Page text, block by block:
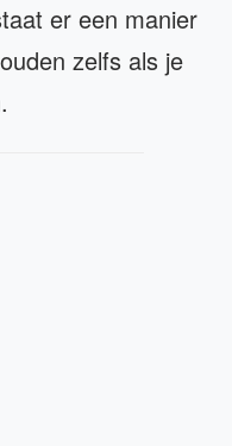
er een manier
zelfs als je